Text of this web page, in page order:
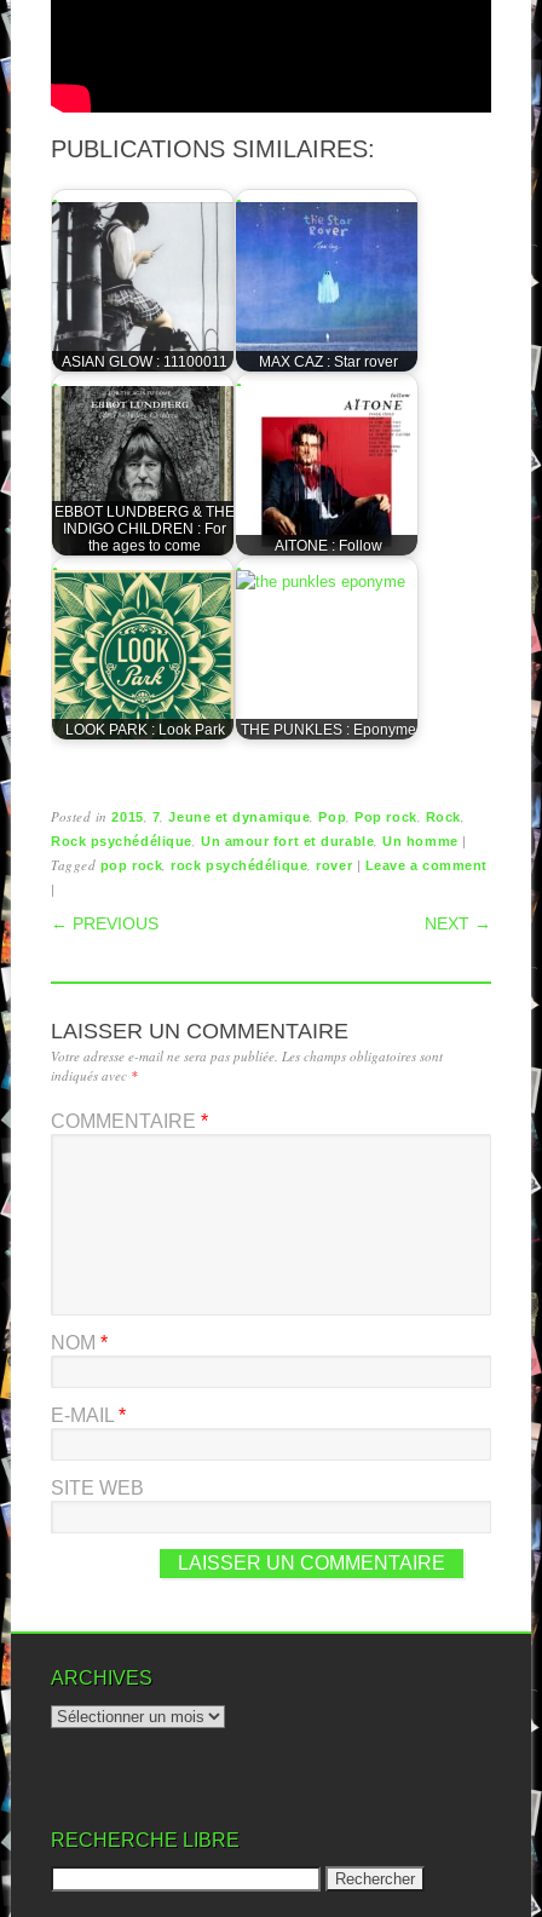
PUBLICATIONS SIMILAIRES:
ASIAN GLOW : 11100011 MAX CAZ : Star rover
EBBOT LUNDBERG & THE
INDIGO CHILDREN : For
the ages to come
AITONE : Follow
LOOK PARK : Look Park THE PUNKLES : Eponyme
Posted in2015 7 ,Jeune et dynamique ,Pop ,Pop rock Rock
Rock psychédélique Un amour fort et durable ,Un homme |
Tagged pop rock ,rock psychédélique ,rover | Leave a comment
|
POST NAVIGATION
← PREVIOUS NEXT →
LAISSER UN COMMENTAIRE
Votre adresse e-mail ne sera pas publiée. Les champs obligatoires sont
indiqués avec *
COMMENTAIRE *
NOM *
E-MAIL *
SITE WEB
ARCHIVES
RECHERCHE LIBRE